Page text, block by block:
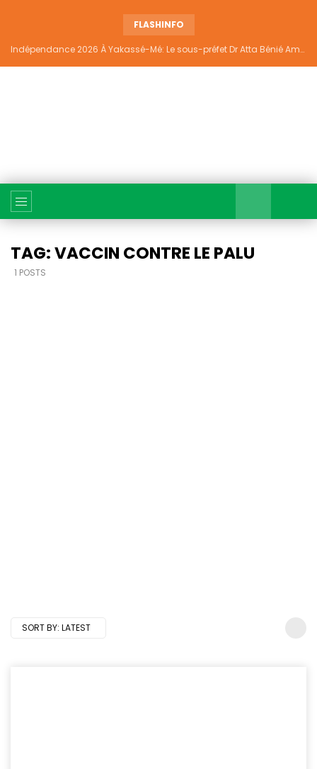
FLASHINFO
Indépendance 2026 À Yakassé-Mé: Le sous-préfet Dr Atta Bénié Amédé appelle à l’unité, à la sécurité et au développement
TAG: VACCIN CONTRE LE PALU
1 POSTS
SORT BY: LATEST